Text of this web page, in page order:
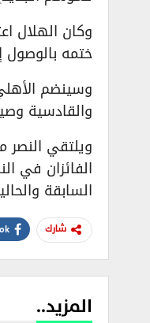
وكان الهلال
ختمه بالوصول
وسينضم
والقادسية
السابقة
شارك
المزيد..